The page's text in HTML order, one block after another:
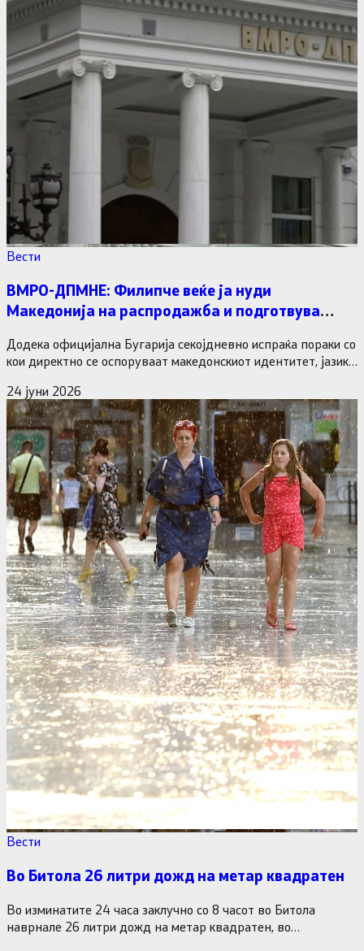
Вести
ВМРО-ДПМНЕ: Филипче веќе ја нуди
Македонија на распродажба и подготвува
власт
Додека официјална Бугарија секојдневно испраќа пораки со
кои директно се оспоруваат македонскиот идентитет, јазик
24 јуни 2026
Вести
Во Битола 26 литри дожд на метар квадратен
Во изминатите 24 часа заклучно со 8 часот во Битола
наврнале 26 литри дожд на метар квадратен, во…